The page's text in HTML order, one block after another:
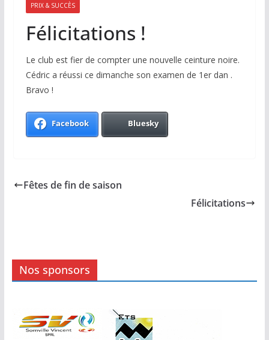
PRIX & SUCCÈS
Félicitations !
Le club est fier de compter une nouvelle ceinture noire.
Cédric a réussi ce dimanche son examen de 1er dan .
Bravo !
Facebook Bluesky
Fêtes de fin de saison
Félicitations
Nos sponsors